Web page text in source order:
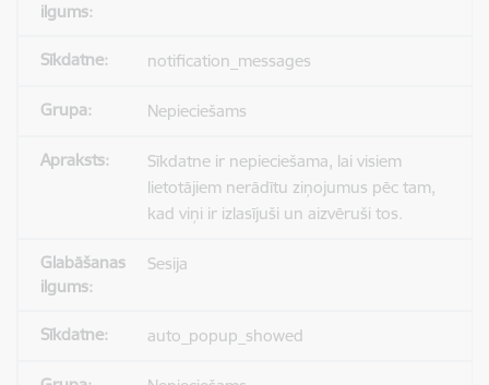
notification_messages
Nepieciešams
Sīkdatne ir nepieciešama, lai visiem
lietotājiem nerādītu ziņojumus pēc tam,
kad viņi ir izlasījuši un aizvēruši tos.
Sesija
auto_popup_showed